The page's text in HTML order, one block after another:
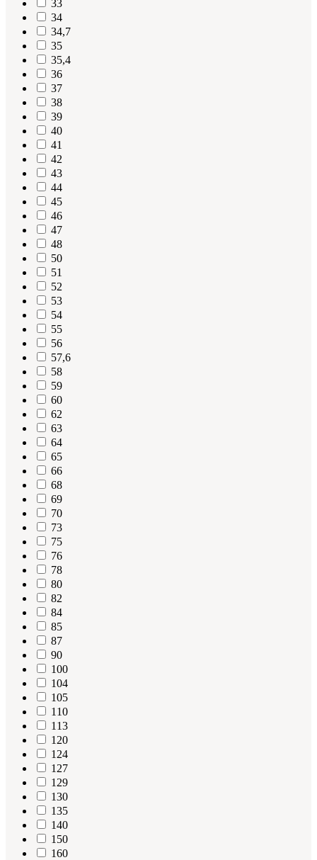
33
34
34,7
35
35,4
36
37
38
39
40
41
42
43
44
45
46
47
48
50
51
52
53
54
55
56
57,6
58
59
60
62
63
64
65
66
68
69
70
73
75
76
78
80
82
84
85
87
90
100
104
105
110
113
120
124
127
129
130
135
140
150
160